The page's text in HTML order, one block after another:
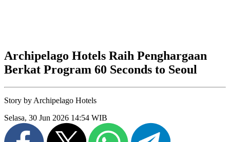
Archipelago Hotels Raih Penghargaan
Berkat Program 60 Seconds to Seoul
Story by Archipelago Hotels
Selasa, 30 Jun 2026 14:54 WIB